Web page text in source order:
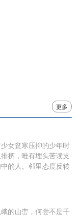
更多
女贫寒压抑的少年时
挤，唯有埋头苦读支
的人。邻里态度反转
的山峦，何尝不是千